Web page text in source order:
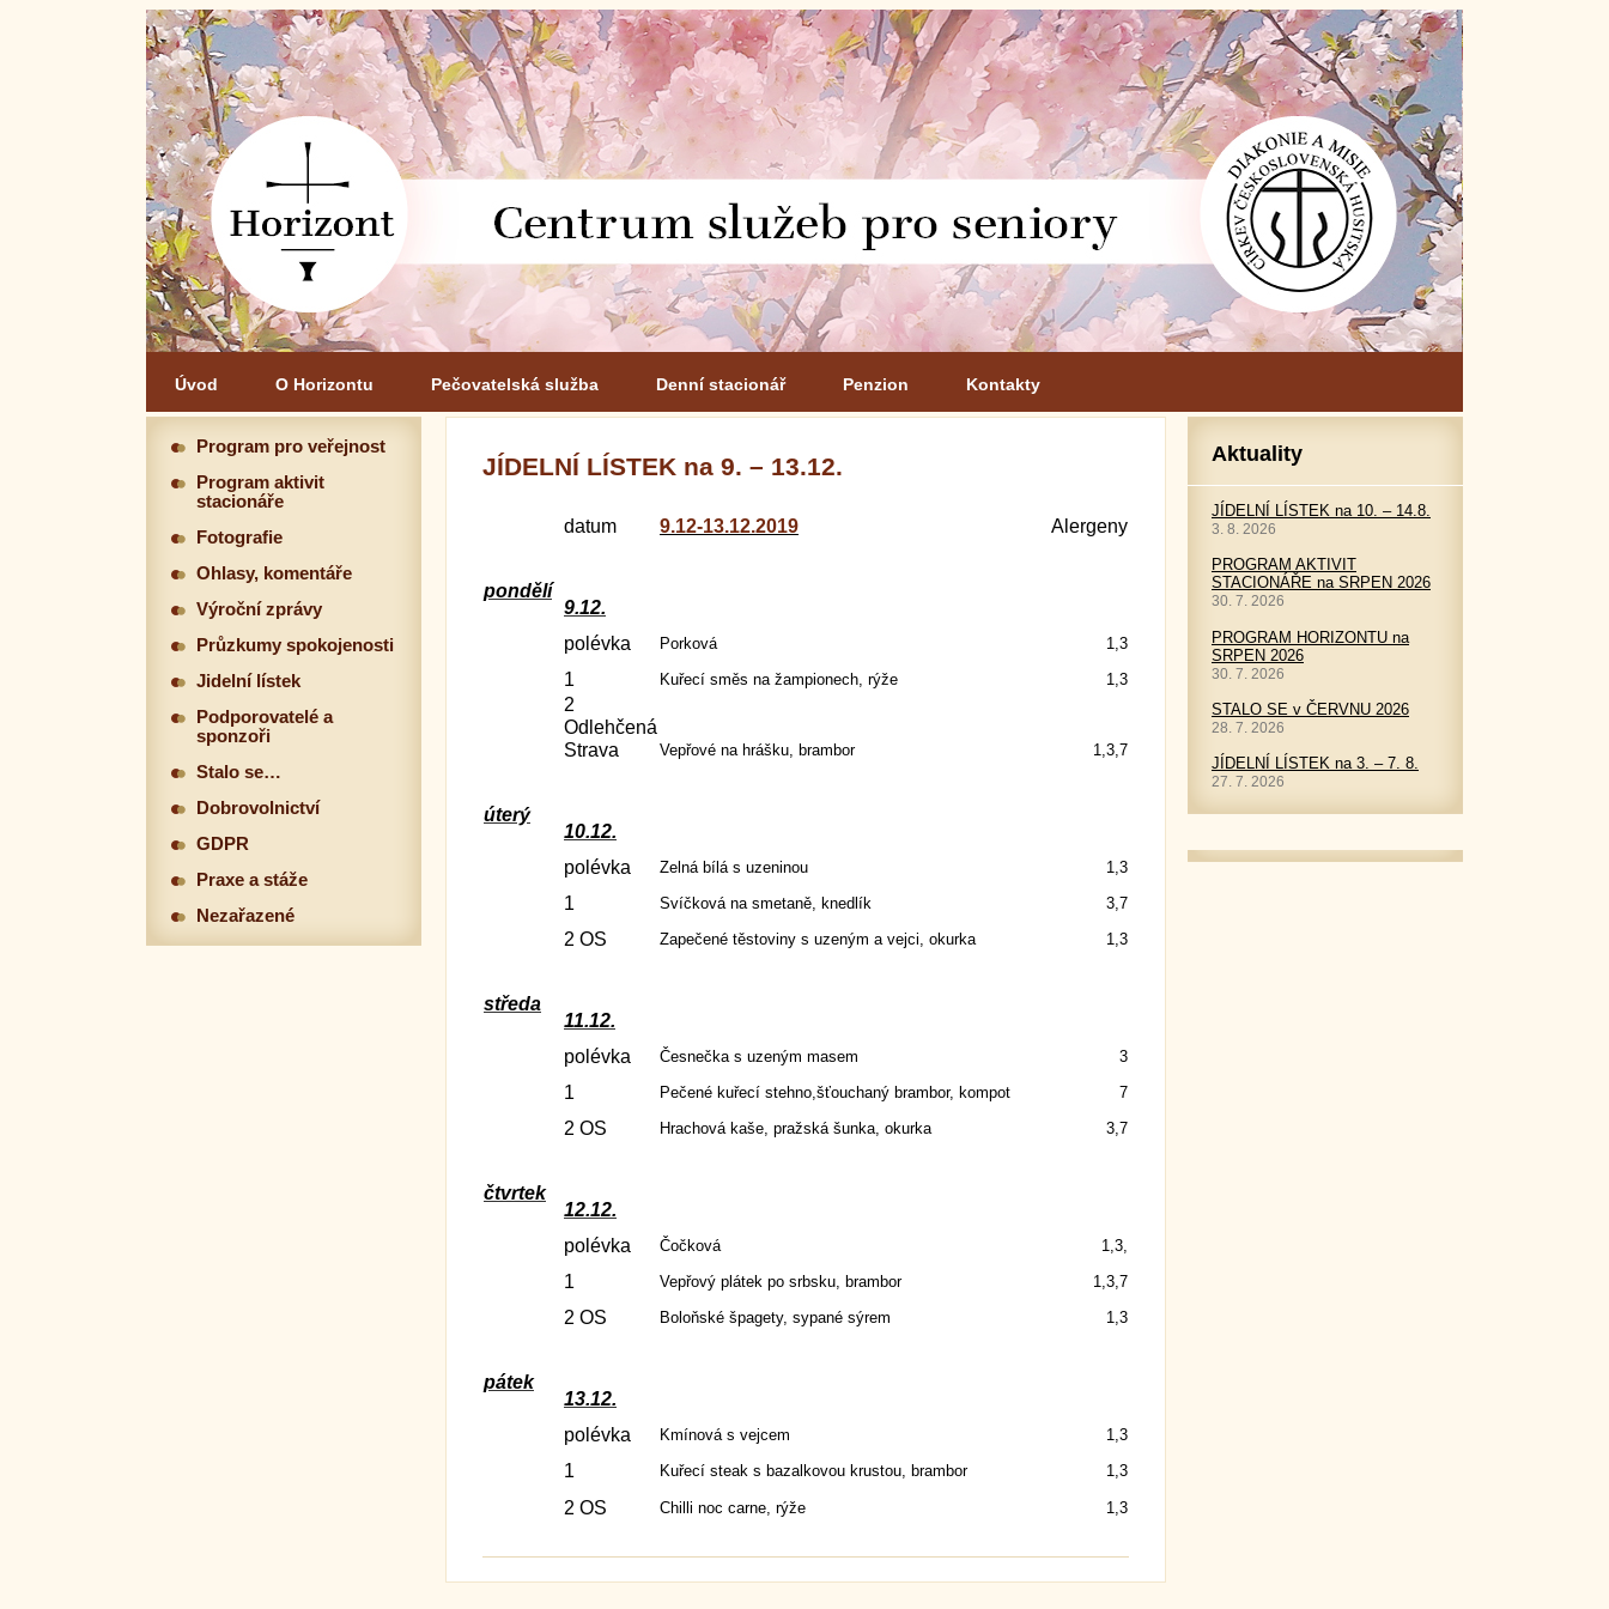
Úvod O Horizontu Pečovatelská služba Denní stacionář Penzion Kontakty
JÍDELNÍ LÍSTEK na 9. – 13.12.
datum 9.12-13.12.2019 Alergeny
pondělí
9.12.
polévka
Porková 1,3
1 Kuřecí směs na žampionech, rýže 1,3
2
Odlehčená
Strava
Vepřové na hrášku, brambor 1,3,7
úterý
10.12.
polévka
Zelná bílá s uzeninou 1,3
1 Svíčková na smetaně, knedlík 3,7
2 OS Zapečené těstoviny s uzeným a vejci, okurka 1,3
středa
11.12.
polévka
Česnečka s uzeným masem 3
1 Pečené kuřecí stehno,šťouchaný brambor, kompot 7
2 OS Hrachová kaše, pražská šunka, okurka 3,7
čtvrtek
12.12.
polévka
Čočková 1,3,
1 Vepřový plátek po srbsku, brambor 1,3,7
2 OS Boloňské špagety, sypané sýrem 1,3
pátek
13.12.
polévka
Kmínová s vejcem 1,3
1 Kuřecí steak s bazalkovou krustou, brambor 1,3
2 OS Chilli noc carne, rýže 1,3
Program pro veřejnost
Program aktivit
stacionáře
Fotografie
Ohlasy, komentáře
Výroční zprávy
Průzkumy spokojenosti
Jidelní lístek
Podporovatelé a
sponzoři
Stalo se…
Dobrovolnictví
GDPR
Praxe a stáže
Nezařazené
Aktuality
JÍDELNÍ LÍSTEK na 10. – 14.8.
3. 8. 2026
PROGRAM AKTIVIT
STACIONÁŘE na SRPEN 2026
30. 7. 2026
PROGRAM HORIZONTU na
SRPEN 2026
30. 7. 2026
STALO SE v ČERVNU 2026
28. 7. 2026
JÍDELNÍ LÍSTEK na 3. – 7. 8.
27. 7. 2026